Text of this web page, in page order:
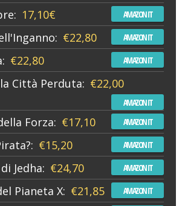
17,10€ AMAZON IT
€22,80 AMAZON IT
€22,80 AMAZON IT
Città Perduta: €22,00
AMAZON IT
Forza: €17,10 AMAZON IT
€15,20 AMAZON IT
Jedha: €24,70 AMAZON IT
Pianeta X: €21,85 AMAZON IT